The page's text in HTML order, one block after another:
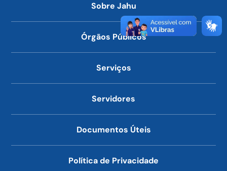
Sobre Jahu
Órgãos Públicos
Serviços
Servidores
Documentos Úteis
Política de Privacidade